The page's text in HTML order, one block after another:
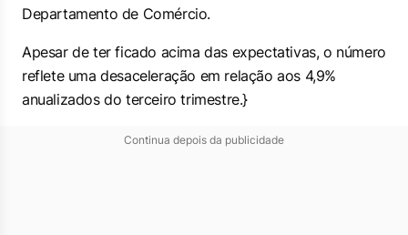
Departamento de Comércio.
Apesar de ter ficado acima das expectativas, o número
reflete uma desaceleração em relação aos 4,9%
anualizados do terceiro trimestre.}
Continua depois da publicidade